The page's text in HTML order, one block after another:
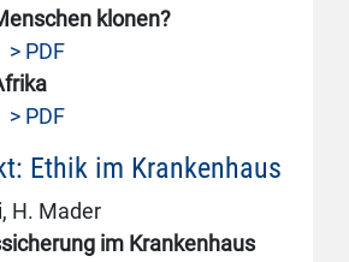
klonen?
> PDF
> PDF
Ethik im Krankenhaus
H. Mader
im Krankenhaus